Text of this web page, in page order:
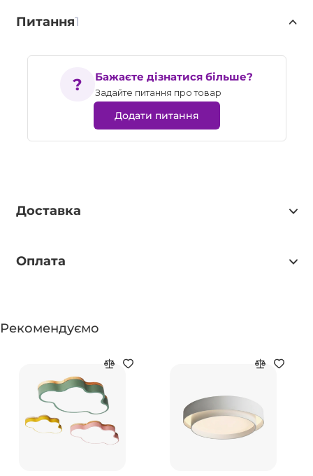
Питання1
Бажаєте дізнатися більше?
Задайте питання про товар
Додати питання
Доставка
Оплата
Рекомендуємо